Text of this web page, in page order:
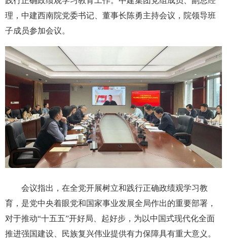
理，中建西南院党委书记、董事长陈勇主持会议，院领导班
子成员参加会议。
会议指出，在全党开展树立和践行正确政绩观学习教
育，是党中央着眼党和国家事业发展全局作出的重要部署，
对于推动“十五五”开好局、起好步，为以中国式现代化全面
推进强国建设、民族复兴伟业提供有力保障具有重大意义。